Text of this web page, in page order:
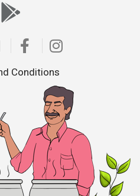
Conditions